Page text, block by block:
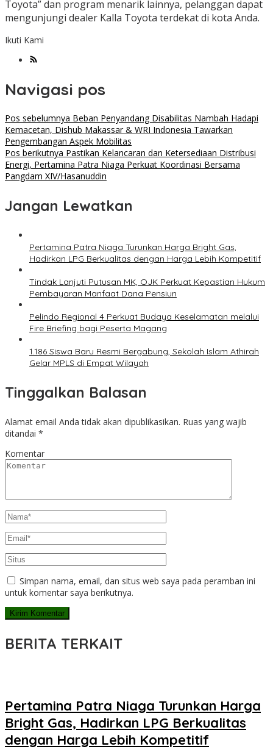
Toyota” dan program menarik lainnya, pelanggan dapat
mengunjungi dealer Kalla Toyota terdekat di kota Anda.
Ikuti Kami
Navigasi pos
Pos sebelumnya Beban Penyandang Disabilitas Nambah Hadapi
Kemacetan, Dishub Makassar & WRI Indonesia Tawarkan
Pengembangan Aspek Mobilitas
Pos berikutnya Pastikan Kelancaran dan Ketersediaan Distribusi
Energi, Pertamina Patra Niaga Perkuat Koordinasi Bersama
Pangdam XIV/Hasanuddin
Jangan Lewatkan
Pertamina Patra Niaga Turunkan Harga Bright Gas,
Hadirkan LPG Berkualitas dengan Harga Lebih Kompetitif
Tindak Lanjuti Putusan MK, OJK Perkuat Kepastian Hukum
Pembayaran Manfaat Dana Pensiun
Pelindo Regional 4 Perkuat Budaya Keselamatan melalui
Fire Briefing bagi Peserta Magang
1.186 Siswa Baru Resmi Bergabung, Sekolah Islam Athirah
Gelar MPLS di Empat Wilayah
Tinggalkan Balasan
Alamat email Anda tidak akan dipublikasikan. Ruas yang wajib
ditandai *
Komentar
Simpan nama, email, dan situs web saya pada peramban ini
untuk komentar saya berikutnya.
BERITA TERKAIT
Pertamina Patra Niaga Turunkan Harga
Bright Gas, Hadirkan LPG Berkualitas
dengan Harga Lebih Kompetitif